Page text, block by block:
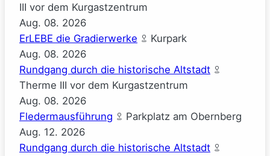
III vor dem Kurgastzentrum
Aug. 08. 2026
ErLEBE die Gradierwerke
Kurpark
Aug. 08. 2026
Rundgang durch die historische Altstadt
Therme III vor dem Kurgastzentrum
Aug. 08. 2026
Fledermausführung
Parkplatz am Obernberg
Aug. 12. 2026
Rundgang durch die historische Altstadt